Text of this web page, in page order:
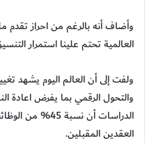
وأضاف أنه بالرغم من احراز تقدم
العالمية تحتم علينا استمرار
ولفت إلى أن العالم اليوم يشهد
والتحول الرقمي بما يفرض اعادة
الدراسات أن
العقدين المقبلين.